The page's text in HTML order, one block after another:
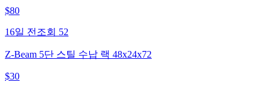
$80
16일 전 조회 52
Z-Beam 5단 스틸 수납 랙 48x24x72
$30